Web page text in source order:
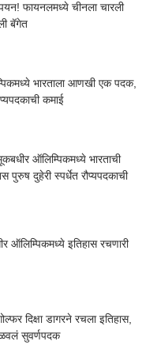
फायनलमध्ये चीनला चारली
बॅगेत
भारताला आणखी एक पदक,
कमाई
ऑलिम्पिकमध्ये भारताची
पुरुष दुहेरी स्पर्धेत रौप्यपदकाची
इतिहास रचणारी
दिक्षा डागरने रचला इतिहास,
सुवर्णपदक